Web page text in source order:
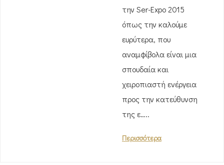
την Ser-Expo 2015
όπως την καλούμε
ευρύτερα, που
αναμφίβολα είναι μια
σπουδαία και
χειροπιαστή ενέργεια
προς την κατεύθυνση
της ε…..
Περισσότερα